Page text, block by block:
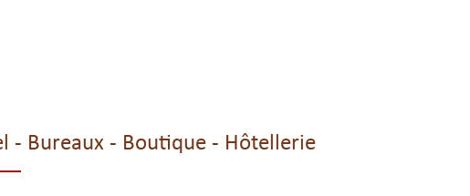
- Bureaux - Boutique - Hôtellerie